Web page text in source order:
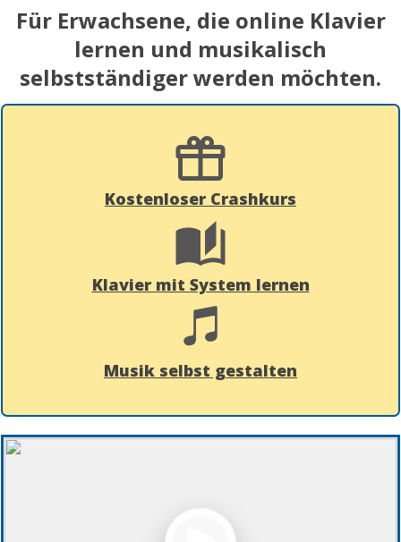
Für Erwachsene, die online Klavier
lernen und musikalisch
selbstständiger werden möchten.
Kostenloser Crashkurs
Klavier mit System lernen
Musik selbst gestalten